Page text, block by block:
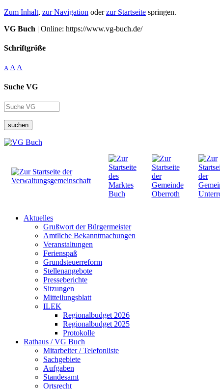
Zum Inhalt, zur Navigation oderzur Startseite springen.
VG Buch | Online: https://www.vg-buch.de/
Schriftgröße
A A A
Suche VG
suchen
Aktuelles
Grußwort der Bürgermeister
Amtliche Bekanntmachungen
Veranstaltungen
Ferienspaß
Grundsteuerreform
Stellenangebote
Presseberichte
Sitzungen
Mitteilungsblatt
ILEK
Regionalbudget 2026
Regionalbudget 2025
Protokolle
Rathaus / VG Buch
Mitarbeiter / Telefonliste
Sachgebiete
Aufgaben
Standesamt
Ortsrecht